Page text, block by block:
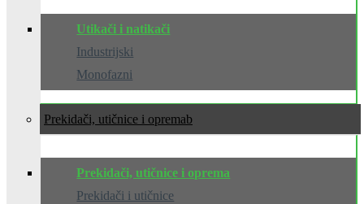
Utikači i natikači
Industrijski
Monofazni
Prekidači, utičnice i oprema
Prekidači, utičnice i oprema
Prekidači i utičnice